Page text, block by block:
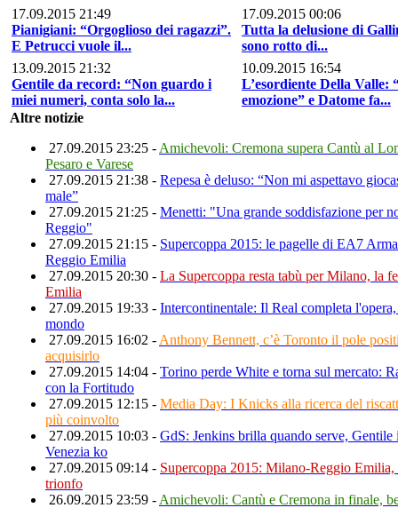
17.09.2015 21:49
Pianigiani: “Orgoglioso dei ragazzi”.
E Petrucci vuole il...
17.09.2015 00:06
Tutta la delusione di
sono rotto di...
13.09.2015 21:32
Gentile da record: “Non guardo i
miei numeri, conta solo la...
10.09.2015 16:54
L’esordiente Della Valle:
emozione” e Datome fa...
Altre notizie
27.09.2015 23:25 - Amichevoli: Cremona supera Cantù al
Pesaro e Varese
27.09.2015 21:38 - Repesa è deluso: “Non mi aspettavo
male”
27.09.2015 21:25 - Menetti: "Una grande soddisfazione per
Reggio"
27.09.2015 21:15 - Supercoppa 2015: le pagelle di EA7
Reggio Emilia
27.09.2015 20:30 - La Supercoppa resta tabù per Milano, la
Emilia
27.09.2015 19:33 - Intercontinentale: Il Real completa
mondo
27.09.2015 16:02 - Anthony Bennett, c’è Toronto il pole
acquisirlo
27.09.2015 14:04 - Torino perde White e torna sul mercato:
con la Fortitudo
27.09.2015 12:15 - Media Day: I Knicks alla ricerca del
più coinvolto
27.09.2015 10:03 - GdS: Jenkins brilla quando serve, Gentile
Venezia ko
27.09.2015 09:14 - Supercoppa 2015: Milano-Reggio Emilia,
trionfo
26.09.2015 23:59 - Amichevoli: Cantù e Cremona in finale,